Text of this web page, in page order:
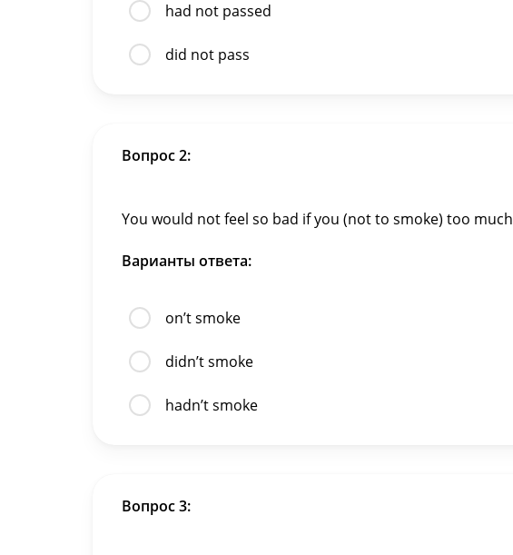
had not passed
did not pass
Вопрос 2:
You would not feel so bad if you (not to smoke) too much
Варианты ответа:
on’t smoke
didn’t smoke
hadn’t smoke
Вопрос 3: